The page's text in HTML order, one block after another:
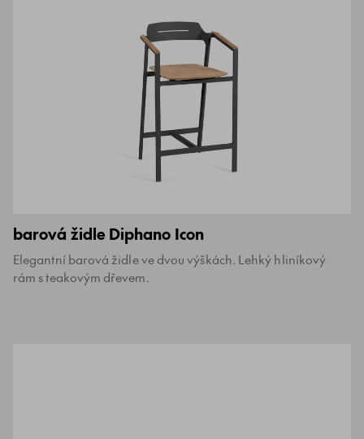
barová židle Diphano Icon
Elegantní barová židle ve dvou výškách. Lehký hliníkový
rám s teakovým dřevem.